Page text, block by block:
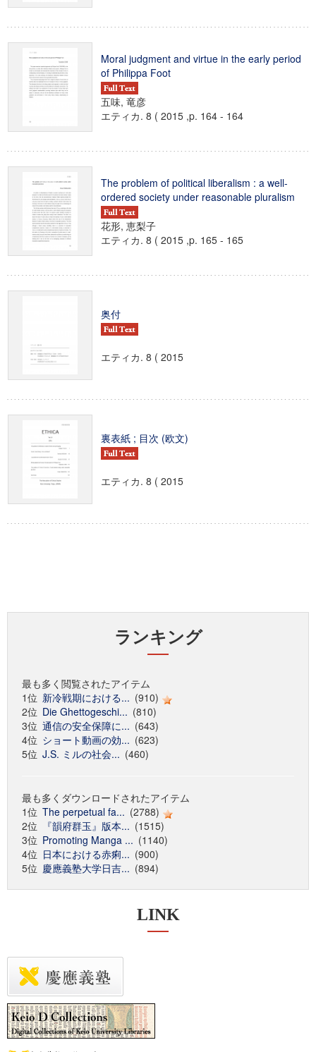
Moral judgment and virtue in the early period
of Philippa Foot
五味, 竜彦
エティカ. 8 ( 2015 ,p. 164 - 164
The problem of political liberalism : a well-
ordered society under reasonable pluralism
花形, 恵梨子
エティカ. 8 ( 2015 ,p. 165 - 165
奥付
エティカ. 8 ( 2015
裏表紙 ; 目次 (欧文)
エティカ. 8 ( 2015
ランキング
最も多く閲覧されたアイテム
1位 新冷戦期における... (910)
2位 Die Ghettogeschi... (810)
3位 通信の安全保障に... (643)
4位 ショート動画の効... (623)
5位 J.S. ミルの社会... (460)
最も多くダウンロードされたアイテム
1位 The perpetual fa... (2788)
2位
『韻府群玉』版本... (1515)
3位 Promoting Manga ... (1140)
4位 日本における赤痢... (900)
5位 慶應義塾大学日吉... (894)
LINK